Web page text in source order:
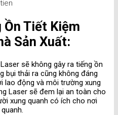
Ồn Tiết Kiệm
Sản Xuất:
sẽ không gây ra tiếng ồn
bụi thải ra cũng không đáng
lao động và môi trường xung
Laser sẽ đem lại an toàn cho
xung quanh có ích cho nơi